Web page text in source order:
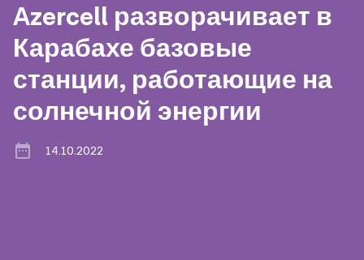
Социальная Ответственность
Устойчивое развитие
Карьера
Академия Azercell
Azercell разворачивает в
Карабахе базовые
станции, работающие на
солнечной энергии
14.10.2022